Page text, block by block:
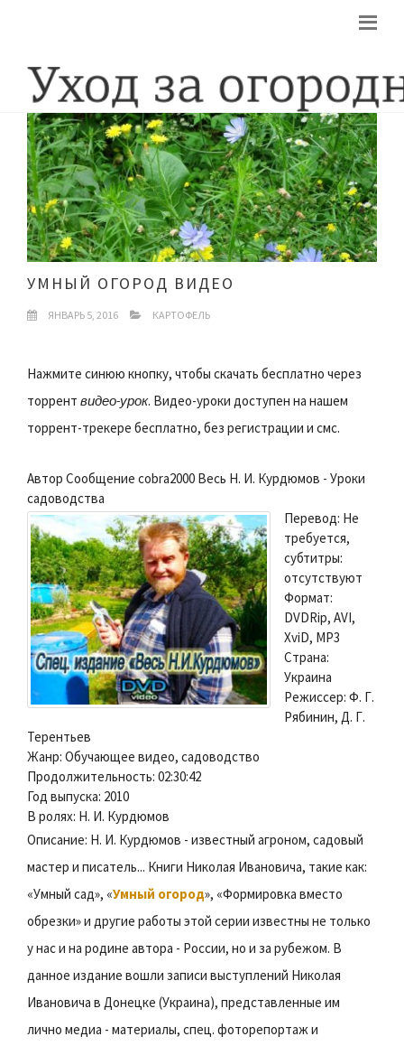
УМНЫЙ ОГОРОД ВИДЕО
ЯНВАРЬ 5, 2016 КАРТОФЕЛЬ
Нажмите синюю кнопку, чтобы cкачать бесплатно через
торрент видео-урок. Видео-уроки доступен на нашем
торрент-трекере бесплатно, без регистрации и смс.
Автор Сообщение cobra2000 Весь Н. И. Курдюмов - Уроки
садоводства
Перевод: Не
требуется,
субтитры:
отсутствуют
Формат:
DVDRip, AVI,
XviD, MP3
Страна:
Украина
Режиссер: Ф. Г.
Рябинин, Д. Г.
Терентьев
Жанр: Обучающее видео, садоводство
Продолжительность: 02:30:42
Год выпуска: 2010
В ролях: Н. И. Курдюмов
Описание: Н. И. Курдюмов - известный агроном, садовый
мастер и писатель... Книги Николая Ивановича, такие как:
«Умный сад», «Умный огород», «Формировка вместо
обрезки» и другие работы этой серии известны не только
у нас и на родине автора - России, но и за рубежом. В
данное издание вошли записи выступлений Николая
Ивановича в Донецке (Украина), представленные им
лично медиа - материалы, спец. фоторепортаж и